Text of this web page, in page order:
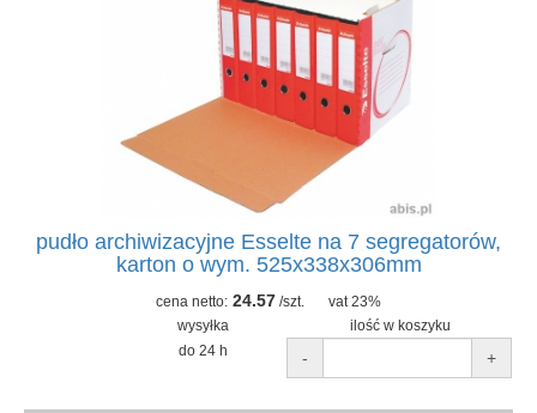
pudło archiwizacyjne Esselte na 7 segregatorów,
karton o wym. 525x338x306mm
cena netto: 24.57 /szt.
vat 23%
wysyłka
ilość w koszyku
do 24 h
- +